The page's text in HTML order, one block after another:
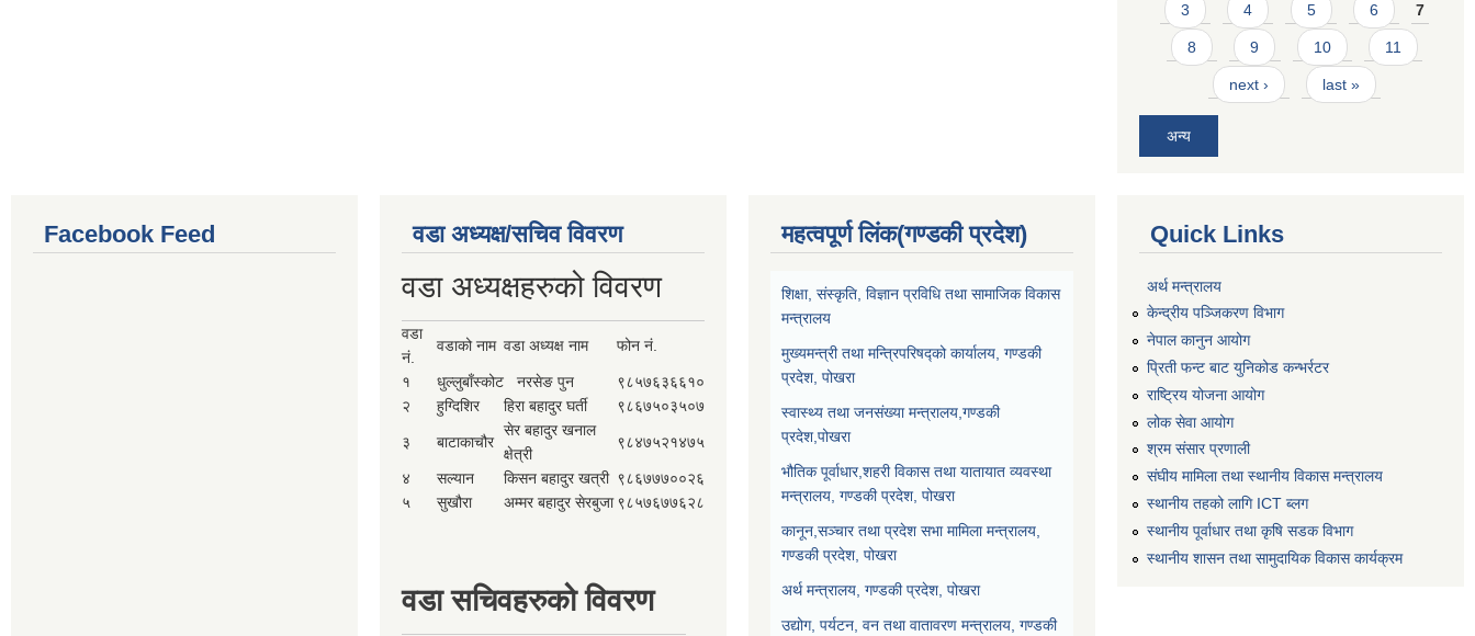
3 4 5 6 7
8 9 10 11
next › last »
अन्य
Facebook Feed वडा अध्यक्ष/सचिव विवरण
वडा अध्यक्षहरुको विवरण
वडा
नं.
वडाको नाम वडा अध्यक्ष नाम फोन नं.
१ धुल्लुबाँस्कोट नरसेङ पुन
९८५७६३६६१०
२
हुग्दिशिर हिरा बहादुर घर्ती ९८६७५०३५०७
३ बाटाकाचौर
सेर बहादुर खनाल
क्षेत्री
९८४७५२१४७५
४ सल्यान किसन बहादुर खत्री ९८६७७७००२६
५
सुखौरा अम्मर बहादुर सेरबुजा ९८५७६७७६२८
वडा सचिवहरुको विवरण
महत्वपूर्ण लिंक(गण्डकी प्रदेश)
शिक्षा, संस्कृति, विज्ञान प्रविधि तथा सामाजिक विकास
मन्त्रालय
मुख्यमन्त्री तथा मन्त्रिपरिषद्को कार्यालय, गण्डकी
प्रदेश, पोखरा
स्वास्थ्य तथा जनसंख्या मन्त्रालय,गण्डकी
प्रदेश,पोखरा
भौतिक पूर्वाधार,शहरी विकास तथा यातायात व्यवस्था
मन्त्रालय, गण्डकी प्रदेश, पोखरा
कानून,सञ्चार तथा प्रदेश सभा मामिला मन्त्रालय,
गण्डकी प्रदेश, पोखरा
अर्थ मन्त्रालय, गण्डकी प्रदेश, पोखरा
उद्योग, पर्यटन, वन तथा वातावरण मन्त्रालय, गण्डकी
Quick Links
अर्थ मन्त्रालय
केन्द्रीय पञ्जिकरण विभाग
नेपाल कानुन आयोग
प्रिती फन्ट बाट युनिकोड कन्भर्रटर
राष्ट्रिय योजना आयोग
लोक सेवा आयोग
श्रम संसार प्रणाली
संघीय मामिला तथा स्थानीय विकास मन्त्रालय
स्थानीय तहको लागि ICT ब्लग
स्थानीय पूर्वाधार तथा कृषि सडक विभाग
स्थानीय शासन तथा सामुदायिक विकास कार्यक्रम